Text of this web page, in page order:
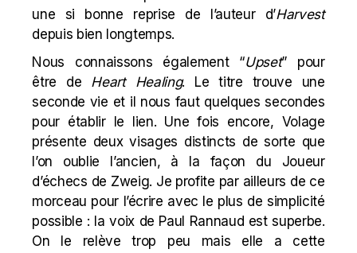
une si bonne reprise de l’auteur d’Harvest
depuis bien longtemps.
Nous connaissons également “Upset” pour
être de Heart Healing. Le titre trouve une
seconde vie et il nous faut quelques secondes
pour établir le lien. Une fois encore, Volage
présente deux visages distincts de sorte que
l’on oublie l’ancien, à la façon du Joueur
d’échecs de Zweig. Je profite par ailleurs de ce
morceau pour l’écrire avec le plus de simplicité
possible : la voix de Paul Rannaud est superbe.
On le relève trop peu mais elle a cette